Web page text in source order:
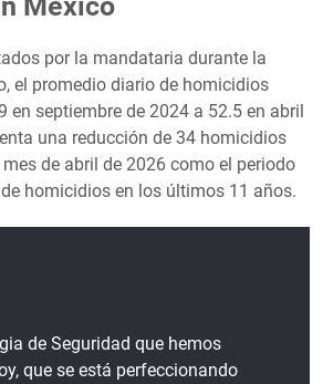
por la mandataria durante la
el promedio diario de homicidios
en septiembre de 2024 a 52.5 en abril
una reducción de 34 homicidios
de abril de 2026 como el periodo
homicidios en los últimos 11 años.
de Seguridad que hemos
que se está perfeccionando